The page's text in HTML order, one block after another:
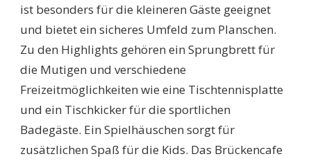
ist besonders für die kleineren Gäste geeignet
und bietet ein sicheres Umfeld zum Planschen.
Zu den Highlights gehören ein Sprungbrett für
die Mutigen und verschiedene
Freizeitmöglichkeiten wie eine Tischtennisplatte
und ein Tischkicker für die sportlichen
Badegäste. Ein Spielhäuschen sorgt für
zusätzlichen Spaß für die Kids. Das Brückencafe